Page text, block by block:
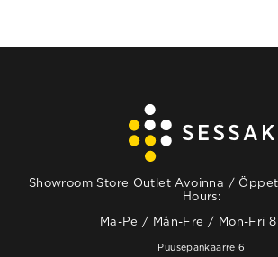
Showroom Store Outlet Avoinna /
Hours:
Ma-Pe / Mån-Fre / Mon-Fri 8
Puusepänkaarre 6